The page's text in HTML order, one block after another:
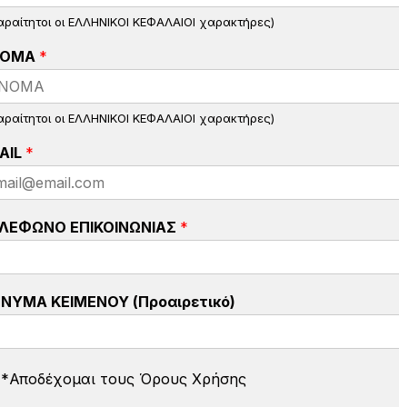
οι ΕΛΛΗΝΙΚΟΙ ΚΕΦΑΛΑΙΟΙ χαρακτήρες)
*
οι ΕΛΛΗΝΙΚΟΙ ΚΕΦΑΛΑΙΟΙ χαρακτήρες)
*
ΕΠΙΚΟΙΝΩΝΙΑΣ *
ΚΕΙΜΕΝΟΥ (Προαιρετικό)
*Αποδέχομαι τους Όρους Χρήσης